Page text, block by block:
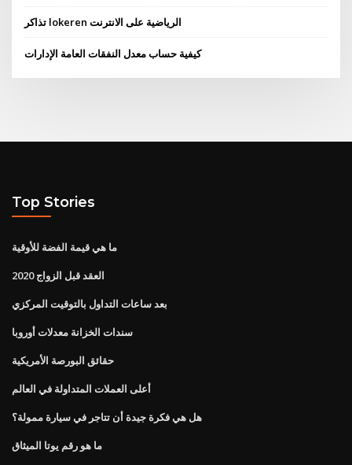
تذاكر lokeren الرياضية على الانترنت
كيفية حساب معدل النفقات العامة الإدارات
Top Stories
ما هي قيمة الفضة للأوقية
العقد قبل الزواج 2020
بعد ساعات التداول بالتوقيت المركزي
سندات الخزانة معدلات أوروبا
حقائق البورصة الأمريكية
أعلى العملات المتداولة في العالم
هل هي فكرة جيدة أن تتاجر في سيارة ممولة؟
ما هو رقم يوتا الميثاق